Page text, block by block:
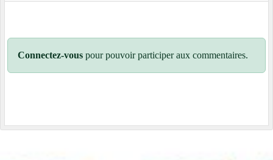
Connectez-vous pour pouvoir participer aux commentaires.